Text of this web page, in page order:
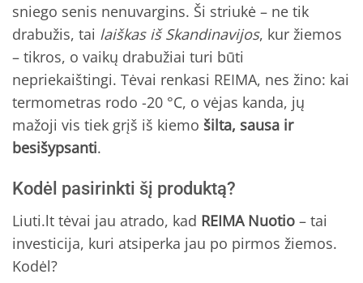
sniego senis nenuvargins. Ši striukė – ne tik
drabužis, tai laiškas iš Skandinavijos, kur žiemos
– tikros, o vaikų drabužiai turi būti
nepriekaištingi. Tėvai renkasi REIMA, nes žino: kai
termometras rodo -20 °C, o vėjas kanda, jų
mažoji vis tiek grįš iš kiemo šilta, sausa ir
besišypsanti.
Kodėl pasirinkti šį produktą?
Liuti.lt tėvai jau atrado, kad REIMA Nuotio – tai
investicija, kuri atsiperka jau po pirmos žiemos.
Kodėl?